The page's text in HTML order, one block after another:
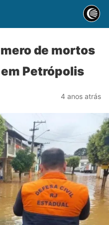
de mortos
Petrópolis
4 anos atrás